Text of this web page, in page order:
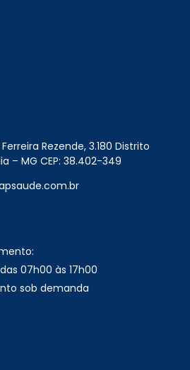
Rezende, 3.180 Distrito
– MG CEP: 38.402-349
07h00 às 17h00
sob demanda